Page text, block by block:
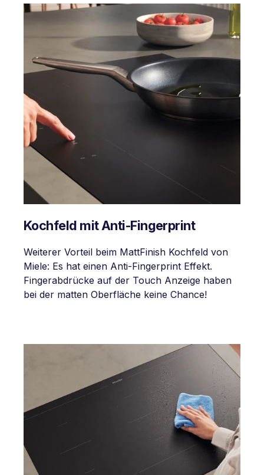
Kochfeld mit Anti-Fingerprint
Weiterer Vorteil beim MattFinish Kochfeld von
Miele: Es hat einen Anti-Fingerprint Effekt.
Fingerabdrücke auf der Touch Anzeige haben
bei der matten Oberfläche keine Chance!